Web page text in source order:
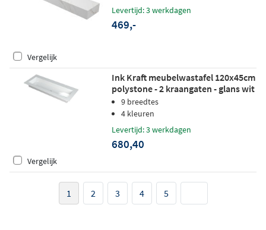
Levertijd: 3 werkdagen
469,-
Vergelijk
Ink Kraft meubelwastafel 120x45cm
polystone - 2 kraangaten - glans wit
9 breedtes
4 kleuren
Levertijd: 3 werkdagen
680,40
Vergelijk
1 2 3 4 5